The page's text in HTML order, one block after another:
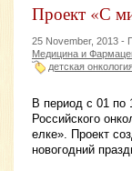
Проект «С
25 November, 2013 -
Медицина и
детская
В период с 01 по
Российского
елке». Проект
новогодний